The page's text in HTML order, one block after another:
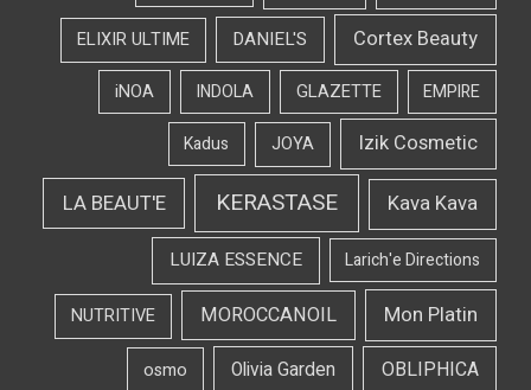
Cortex Beauty
DANIEL'S
ELIXIR ULTIME
EMPIRE
GLAZETTE
INDOLA
iNOA
Izik Cosmetic
JOYA
Kadus
Kava Kava
KERASTASE
LA BEAUT'E
Larich'e Directions
LUIZA ESSENCE
Mon Platin
MOROCCANOIL
NUTRITIVE
OBLIPHICA
Olivia Garden
osmo